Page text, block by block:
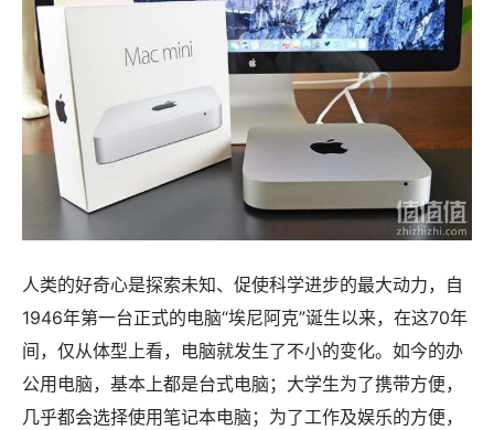
人类的好奇心是探索未知、促使科学进步的最大动力，自
1946年第一台正式的电脑“埃尼阿克”诞生以来，在这70年
间，仅从体型上看，电脑就发生了不小的变化。如今的办
公用电脑，基本上都是台式电脑；大学生为了携带方便，
几乎都会选择使用笔记本电脑；为了工作及娱乐的方便，